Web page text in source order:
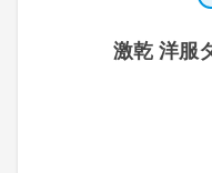
激乾 洋服